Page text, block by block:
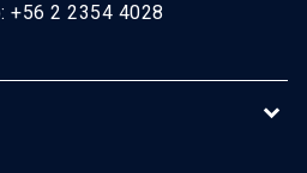
+56 2 2354 4028